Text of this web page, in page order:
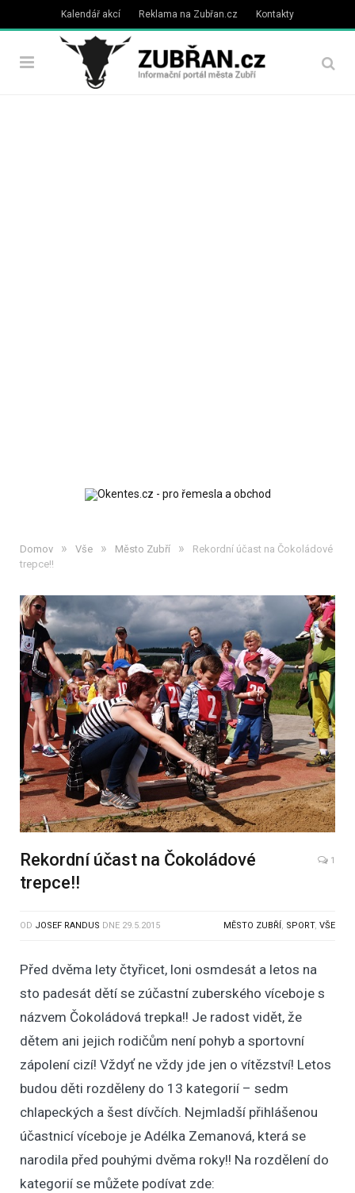
Kalendář akcí Reklama na Zubřan.cz Kontakty
Domov » Vše » Město Zubří »
Rekordní účast na Čokoládové
trepce!!
Rekordní účast na Čokoládové
trepce!!
1
OD JOSEF RANDUS DNE 29.5.2015 MĚSTO ZUBŘÍ, SPORT, VŠE
Před dvěma lety čtyřicet, loni osmdesát a letos na
sto padesát dětí se zúčastní zuberského víceboje s
názvem Čokoládová trepka!! Je radost vidět, že
dětem ani jejich rodičům není pohyb a sportovní
zápolení cizí! Vždyť ne vždy jde jen o vítězství! Letos
budou děti rozděleny do 13 kategorií – sedm
chlapeckých a šest dívčích. Nejmladší přihlášenou
účastnicí víceboje je Adélka Zemanová, která se
narodila před pouhými dvěma roky!! Na rozdělení do
kategorií se můžete podívat zde: